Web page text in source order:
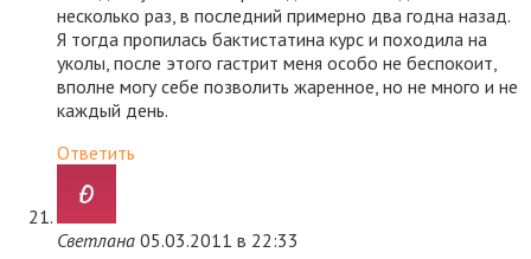
несколько раз, в последний примерно два годна назад.
Я тогда пропилась бактистатина курс и походила на
уколы, после этого гастрит меня особо не беспокоит,
вполне могу себе позволить жаренное, но не много и не
каждый день.
Ответить
Светлана 05.03.2011 в 22:33